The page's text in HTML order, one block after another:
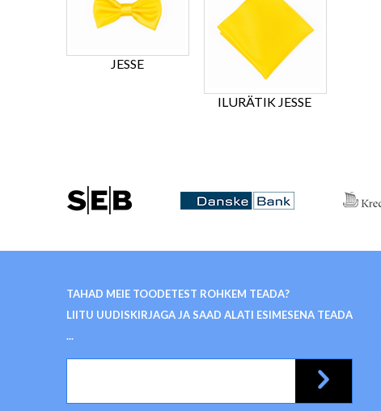
JESSE
ILURÄTIK JESSE
TAHAD MEIE TOODETEST ROHKEM TEADA?
LIITU UUDISKIRJAGA JA SAAD ALATI ESIMESENA TEADA
...